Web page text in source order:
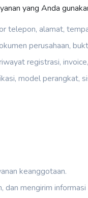
yang Anda
telepon, alamat,
perusahaan,
registrasi,
model perangkat,
keanggotaan.
dan mengirim